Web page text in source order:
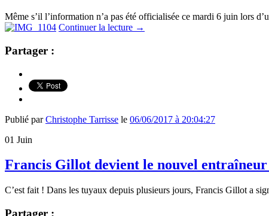
Même s’il l’information n’a pas été officialisée ce mardi 6 juin lors
Continuer la lecture →
Partager :
Publié parChristophe Tarrisse le 06/06/2017 à 20:04:27
01 Juin
Francis Gillot devient le nouvel entraîneur
C’est fait ! Dans les tuyaux depuis plusieurs jours, Francis Gillot a
Partager :